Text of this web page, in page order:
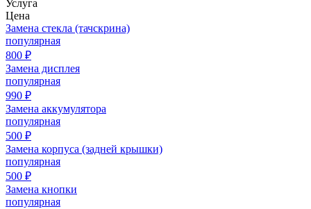
Услуга
Цена
Замена стекла (тачскрина)
популярная
800 ₽
Замена дисплея
популярная
990 ₽
Замена аккумулятора
популярная
500 ₽
Замена корпуса (задней крышки)
популярная
500 ₽
Замена кнопки
популярная